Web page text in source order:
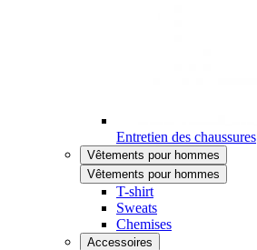
Entretien des chaussures
Vêtements pour hommes
Vêtements pour hommes
T-shirt
Sweats
Chemises
Accessoires